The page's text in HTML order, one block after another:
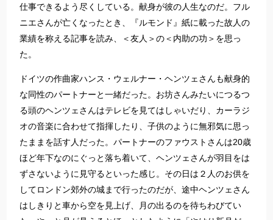
仕事できるよう尽くしている。献身が彼の人生なのだ。フル
ニエさんが亡くなったとき、『ルモンド』紙に載った故人の
業績を称える記事を読み、＜友人＞の＜内助の功＞を思っ
た。
ドイツの作曲家ハンス・ウェルナー・ヘンツェさんも献身的
な同性のパートナーと一緒だった。お坊さんみたいにつるつ
る頭のヘンツェさんはテレビを見てはしゃいだり、カーラジ
オの音楽に合わせて指揮したり、子供のように無邪気に思っ
たままを話す人だった。パートナーのファウストさんは20歳
ほど年下なのにぐっと落ち着いて、ヘンツェさんが羽目をは
ずさないように見守るといった感じ。その日は２人のお供を
してロンドン郊外の城まで行ったのだが、途中ヘンツェさん
はしきりと車から空を見上げ、月の出るのを待ちわびてい